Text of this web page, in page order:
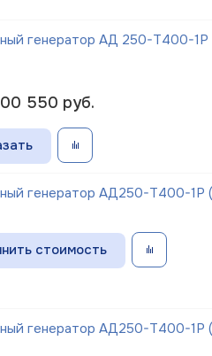
генератор АД 250-Т400-1Р
550 руб.
генератор АД250-Т400-1Р
стоимость
генератор АД250-Т400-1Р